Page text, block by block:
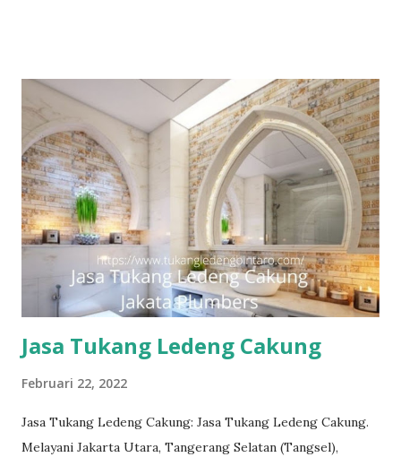
#tukangledengKemayoran #tukangledengMenteng
#tukangledengjakartaselatan Untuk order jasa kami silakan
sentuh teks nomor disamping: 0813-7070-5141 Layanan dan
kepuasan pelanggan adalah komitmen kami. Layanan
profesional, tim tukang ledeng yang berpengalaman, kami
dapat memberi Anda solusi untuk masalah apa pun, mulai
dari masalah kecil sampai besar. Keunggulan kami. Respon
Cepat, masalah diselesaikan dengan cepat dan efisien.
Teknisi Profesional dan berpengalaman sehingga pekerjaan
dilakukan dengan ben...
Jasa Tukang Ledeng Cakung
Februari 22, 2022
Jasa Tukang Ledeng Cakung: Jasa Tukang Ledeng Cakung.
Melayani Jakarta Utara, Tangerang Selatan (Tangsel),